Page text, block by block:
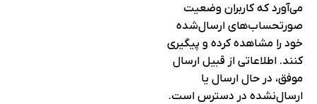
می‌آورد که کاربران وضعیت
صورتحساب‌های ارسال‌شده
خود را مشاهده کرده و پیگیری
کنند. اطلاعاتی از قبیل ارسال
موفق، در حال ارسال یا
ارسال‌نشده در دسترس است.